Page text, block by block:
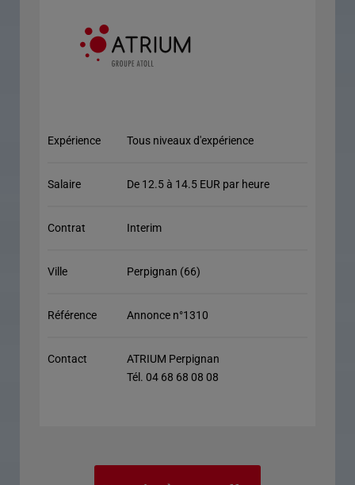
Expérience Tous niveaux d'expérience
Salaire De 12.5 à 14.5 EUR par heure
Contrat Interim
Ville Perpignan (66)
Référence Annonce n°1310
Contact
ATRIUM Perpignan
Tél. 04 68 68 08 08